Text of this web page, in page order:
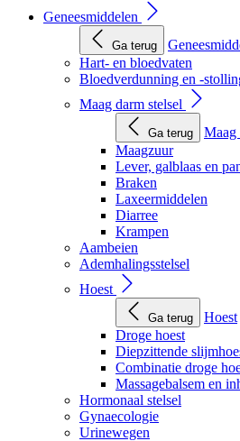
Geneesmiddelen
Ga terug
Hart- en bloedvaten
Bloedverdunning en -
Maag darm stelsel
Ga terug
Maag
Maagzuur
Lever, galblaas en
Braken
Laxeermiddelen
Diarree
Krampen
Aambeien
Ademhalingsstelsel
Hoest
Ga terug
Hoest
Droge hoest
Diepzittende
Combinatie droge
Massagebalsem en
Hormonaal stelsel
Gynaecologie
Urinewegen